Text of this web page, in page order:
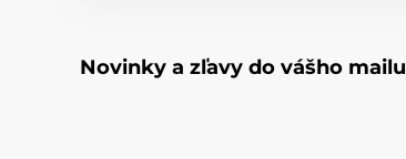
Novinky a zľavy do vášho mailu